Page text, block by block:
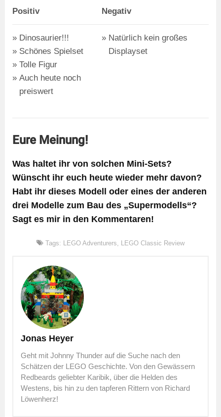
Positiv Negativ
Dinosaurier!!!
Schönes Spielset
Tolle Figur
Auch heute noch
preiswert
Natürlich kein großes
Displayset
Eure Meinung!
Was haltet ihr von solchen Mini-Sets?
Wünscht ihr euch heute wieder mehr davon?
Habt ihr dieses Modell oder eines der anderen
drei Modelle zum Bau des „Supermodells“?
Sagt es mir in den Kommentaren!
Tags: LEGO Adventurers, LEGO Classic Review
Jonas Heyer
Geht mit Johnny Thunder auf die Suche nach den
Schätzen der LEGO Geschichte. Von den Gewässern
Redbeards geliebter Karibik, über die Helden des
Westens, bis hin zu den tapferen Rittern von Richard
Löwenherz!